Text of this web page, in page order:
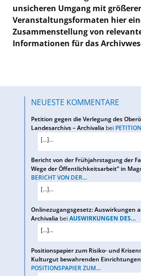
unsicheren Umgang mit
Veranstaltungsformaten hier
Zusammenstellung von
Informationen für das
NEUESTE KOMMENTARE
Petition gegen die Verlegung des
Landesarchivs – Archivalia bei
[…]…
Bericht von der Frühjahrstagung der
Wege der Öffentlichkeitsarbeit“ in
BERICHT VON DER…
[…]…
Onlinezugangsgesetz: Auswirkungen
Archivalia bei AUSWIRKUNGEN DES…
[…]…
Positionspapier zum Risiko- und
Kulturgut bewahrenden
POSITIONSPAPIER ZUM…